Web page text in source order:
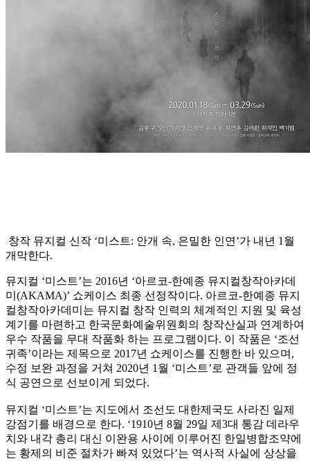
창작 뮤지컬 신작 ‘미스트: 안개 속, 은밀한 인연’가 내년 1월
개막한다.
뮤지컬 ‘미스트’는 2016년 ‘아르코-한예종 뮤지컬창작아카데
미(AKAMA)’ 쇼케이스 최종 선정작이다. 아르코-한예종 뮤지
컬창작아카데미는 뮤지컬 창작 인력의 체계적인 지원 및 육성
계기를 마련하고 한국문화예술위원회의 창작산실과 연계하여
우수 작품을 무대 작품화 하는 프로그램이다. 이 작품은 ‘조선
귀족’이라는 제목으로 2017년 쇼케이스를 진행한 바 있으며,
수정 보완 과정을 거쳐 2020년 1월 ‘미스트’로 관객들 앞에 정
식 공연으로 선보이게 되었다.
뮤지컬 ‘미스트’는 지도에서 조선도 대한제국도 사라진 일제
강점기를 배경으로 한다. ‘1910년 8월 29일 제3대 통감 데라우
치와 내각 총리 대신 이완용 사이에 이루어진 한일병합조약에
는 황제의 비준 절차가 빠져 있었다’는 역사적 사실에 상상을